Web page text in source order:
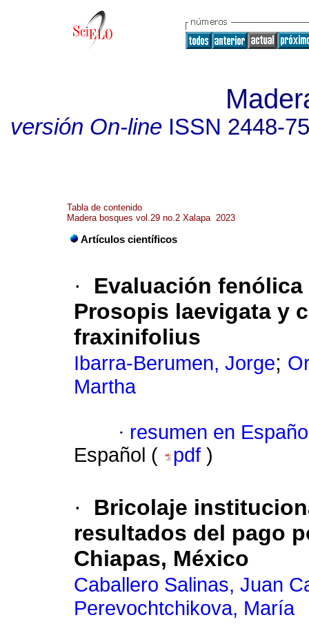
versión On-lineISSN 2448-
Tabla de contenido
Madera bosques vol.29 no.2 Xalapa 2023
Artículos científicos
·
Evaluación
Prosopis laevigata y
fraxinifolius
Ibarra-Berumen, Jorge;
Martha
· resumen en
Español (
pdf )
·
Bricolaje
resultados del pago
Chiapas, México
Caballero Salinas, Juan
Perevochtchikova, María